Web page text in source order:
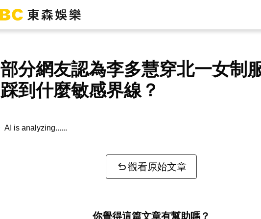
部分網友認為李多慧穿北一女制
踩到什麼敏感界線？
AI is analyzing...
觀看原始文章
你覺得這篇文章有幫助嗎？